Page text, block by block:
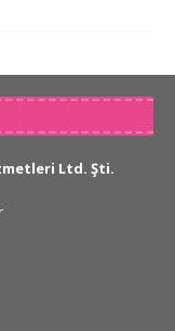
Ltd. Şti.